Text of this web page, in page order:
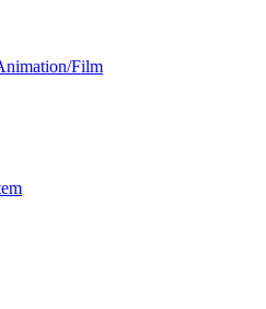
Film